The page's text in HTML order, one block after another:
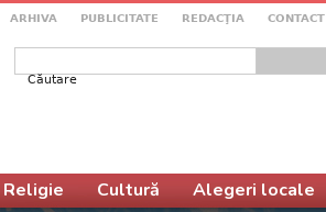
ARHIVA PUBLICITATE REDACŢIA CONTACT
Formular de căutare
Religie Cultură Alegeri locale